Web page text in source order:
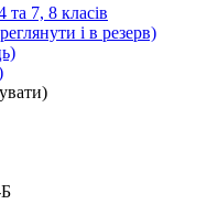
7, 8 класів
і в резерв)